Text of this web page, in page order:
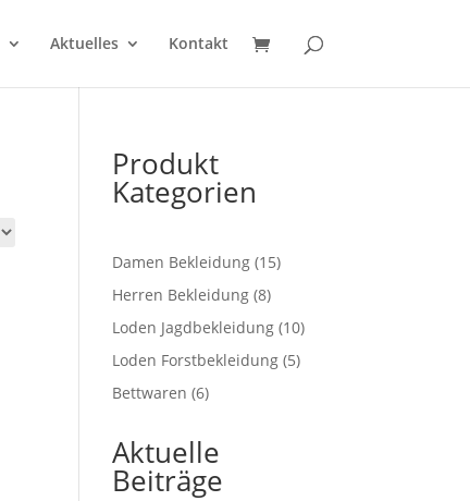
Aktuelles Kontakt
Produkt
Kategorien
Damen Bekleidung 1515
Herren Bekleidung 88
Produkte
Loden Jagdbekleidung 1010
Loden Forstbekleidung 55
Bettwaren 66
Aktuelle
Beiträge